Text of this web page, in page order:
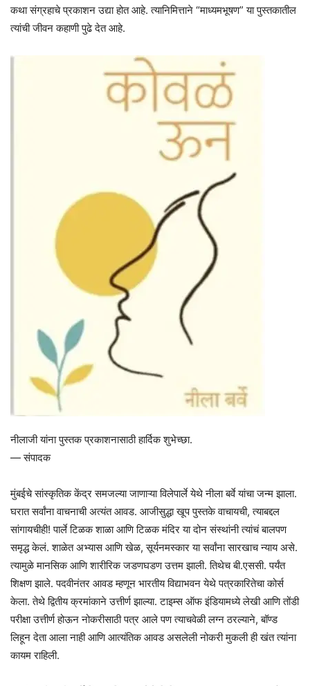
कथा संग्रहाचे प्रकाशन उद्या होत आहे. त्यानिमित्ताने “माध्यमभूषण” या पुस्तकातील
त्यांची जीवन कहाणी पुढे देत आहे.
नीलाजी यांना पुस्तक प्रकाशनासाठी हार्दिक शुभेच्छा.
— संपादक
मुंबईचे सांस्कृतिक केंद्र समजल्या जाणाऱ्या विलेपार्ले येथे नीला बर्वे यांचा जन्म झाला.
घरात सर्वांना वाचनाची अत्यंत आवड. आजीसुद्धा खूप पुस्तके वाचायची, त्याबद्दल
सांगायचीही! पार्ले टिळक शाळा आणि टिळक मंदिर या दोन संस्थांनी त्यांचं बालपण
समृद्ध केलं. शाळेत अभ्यास आणि खेळ, सूर्यनमस्कार या सर्वांना सारखाच न्याय असे.
त्यामुळे मानसिक आणि शारीरिक जडणघडण उत्तम झाली. तिथेच बी.एससी. पर्यंत
शिक्षण झाले. पदवीनंतर आवड म्हणून भारतीय विद्याभवन येथे पत्रकारितेचा कोर्स
केला. तेथे द्वितीय क्रमांकाने उत्तीर्ण झाल्या. टाइम्स ऑफ इंडियामध्ये लेखी आणि तोंडी
परीक्षा उत्तीर्ण होऊन नोकरीसाठी पत्र आले पण त्याचवेळी लग्न ठरल्याने, बॉण्ड
लिहून देता आला नाही आणि आत्यंतिक आवड असलेली नोकरी मुकली ही खंत त्यांना
कायम राहिली.